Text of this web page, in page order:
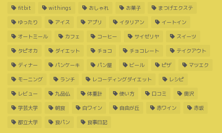
fitbit withings おしゃれ お菓子 まつげエクステ
ゆったり アイス アプリ イタリアン イートイン
オートミール カフェ コーヒー サイゼリヤ スイーツ
タピオカ ダイエット チョコ チョコレート テイクアウト
ディナー パンケーキ パン屋 ビール ピザ マツエク
モーニング ランチ レコーディングダイエット レシピ
レビュー 九品仏 体重計 使い方 口コミ 奥沢
学芸大学 朝食 白ワイン 自由が丘 赤ワイン 赤坂
都立大学 食パン 食事日記